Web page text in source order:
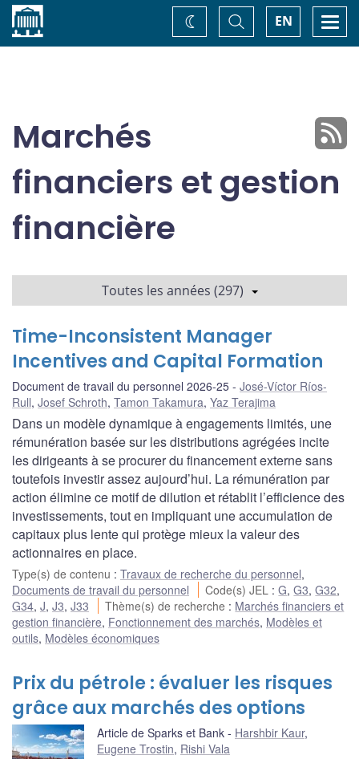
Accueil EN
Basculer
la
recherche
Changez
de
Marchés
financiers et gestion
financière
Toutes les années (297)
Time-Inconsistent Manager
Incentives and Capital Formation
Document de travail du personnel 2026-25
José-Víctor Ríos-
Rull, Josef Schroth, Tamon Takamura, Yaz Terajima
Dans un modèle dynamique à engagements limités, une
rémunération basée sur les distributions agrégées incite
les dirigeants à se procurer du financement externe sans
toutefois investir assez aujourd’hui. La rémunération par
action élimine ce motif de dilution et rétablit l’efficience des
investissements, tout en impliquant une accumulation de
capitaux plus lente qui protège mieux la valeur des
actionnaires en place.
Type(s) de contenu : Travaux de recherche du personnel,
Documents de travail du personnel
Code(s) JEL :G,G3,G32,
G34, J, J3, J33 Thème(s) de recherche : Marchés financiers et
gestion financière, Fonctionnement des marchés, Modèles et
outils, Modèles économiques
Prix du pétrole : évaluer les risques
grâce aux marchés des options
Article de Sparks et Bank Harshbir Kaur,
Eugene Trostin, Rishi Vala